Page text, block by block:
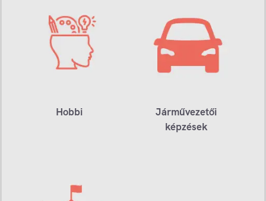
Hobbi
Járművezetői
képzések